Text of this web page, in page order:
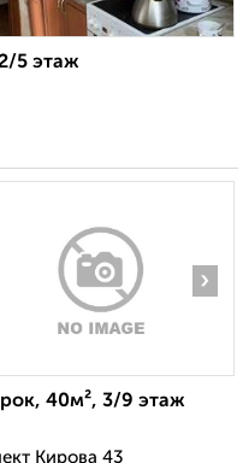
5 этаж
›
40м², 3/9 этаж
Кирова 43